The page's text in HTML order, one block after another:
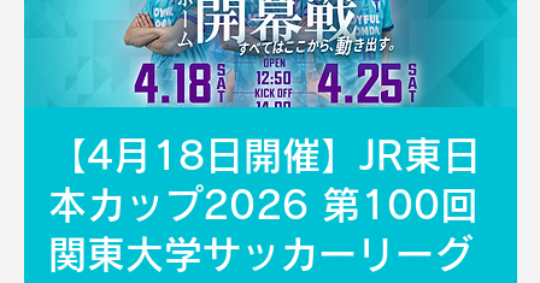
【4月18日開催】JR東日
本カップ2026 第100回
関東大学サッカーリーグ